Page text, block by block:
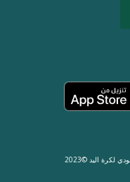
لكرة اليد ©2023